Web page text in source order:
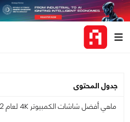
جدول المحتوى
ماهي أفضل شاشات الكمبيوتر 4K لعام 2022؟